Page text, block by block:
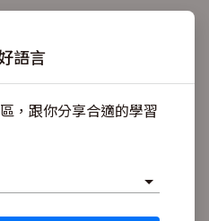
語言
，跟你分享合適的學習
遠。順風而呼，
里；假舟楫者，非能水也，而